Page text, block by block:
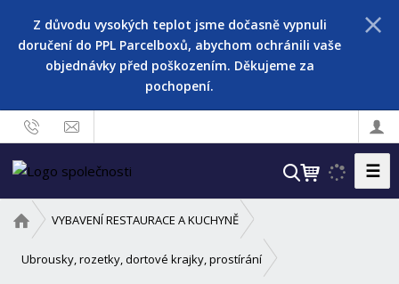
Z důvodu vysokých teplot jsme dočasně vypnuli
doručení do PPL Parcelboxů, abychom ochránili vaše
objednávky před poškozením. Děkujeme za
pochopení.
V
☰
v
o
VYBAVENÍ RESTAURACE A KUCHYNĚ
Ubrousky, rozetky, dortové krajky, prostírání